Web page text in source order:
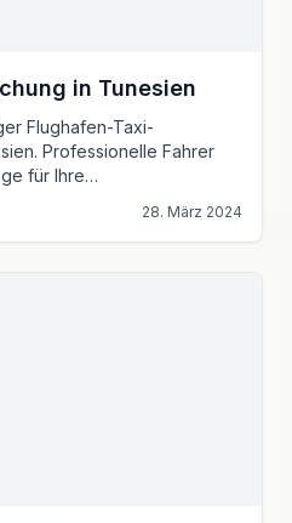
in Tunesien
Flughafen-Taxi-
Professionelle Fahrer
für Ihre
28. März 2024